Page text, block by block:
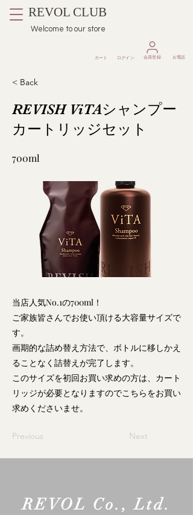
REVOL CLUB
Welcome to our store
カート ログイン ​会員登録 お電話
< Back
REVISH ViTAシャンプー
カートリッジセット
700ml
当店人気No.1の700ml！
ご家族皆さんでお使い頂ける大容量サイズで
す。
画期的な詰め替え方法で、ボトルに移しかえ
ることなく詰替えが完了します。
このサイズを初回お買い求めの方は、カート
リッジが必要となりますのでこちらをお買い
求めくださいませ。
Previous Next
REVOL Co., Ltd.